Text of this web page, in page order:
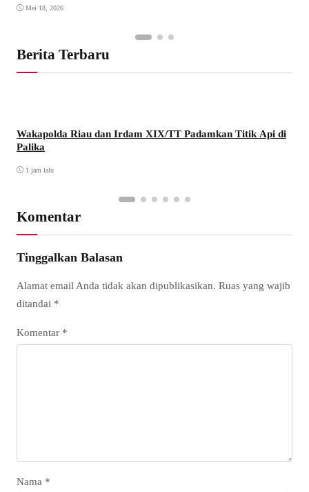
Mei 18, 2026
Berita Terbaru
Wakapolda Riau dan Irdam XIX/TT Padamkan Titik Api di
Palika
1 jam lalu
Komentar
Tinggalkan Balasan
Alamat email Anda tidak akan dipublikasikan. Ruas yang wajib
ditandai *
Komentar *
Nama *